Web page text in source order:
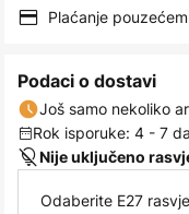
Plaćanje
Podaci o dostavi
Još samo nekoliko
Rok isporuke: 4 - 7
Nije uključeno
Odaberite E27